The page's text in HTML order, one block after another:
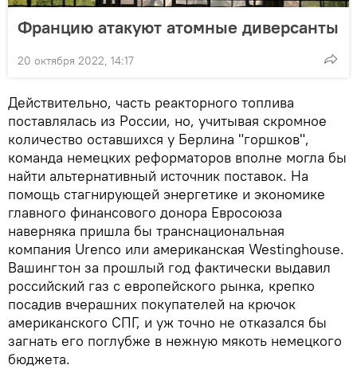
Францию атакуют атомные диверсанты
20 октября 2022, 14:17
Действительно, часть реакторного топлива
поставлялась из России, но, учитывая скромное
количество оставшихся у Берлина "горшков",
команда немецких реформаторов вполне могла бы
найти альтернативный источник поставок. На
помощь стагнирующей энергетике и экономике
главного финансового донора Евросоюза
наверняка пришла бы транснациональная
компания Urenco или американская Westinghouse.
Вашингтон за прошлый год фактически выдавил
российский газ с европейского рынка, крепко
посадив вчерашних покупателей на крючок
американского СПГ, и уж точно не отказался бы
загнать его поглубже в нежную мякоть немецкого
бюджета.